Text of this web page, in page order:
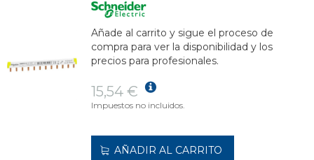
Añade al carrito y sigue el proceso de
compra para ver la disponibilidad y los
precios para profesionales.
15,54 €
Impuestos no incluidos.
AÑADIR AL CARRITO